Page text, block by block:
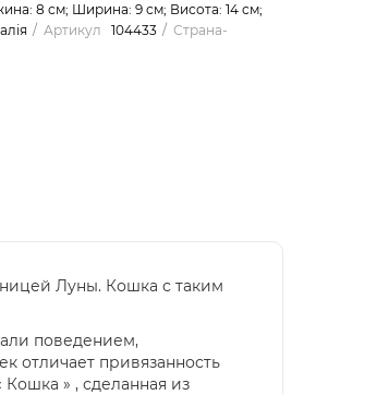
8 см; Ширина: 9 см; Висота: 14 см;
Артикул 104433
Страна-
Луны. Кошка с таким
поведением,
отличает привязанность
» , сделанная из